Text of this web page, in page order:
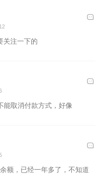
关注一下的
能取消付款方式，好像
额，已经一年多了，不知道